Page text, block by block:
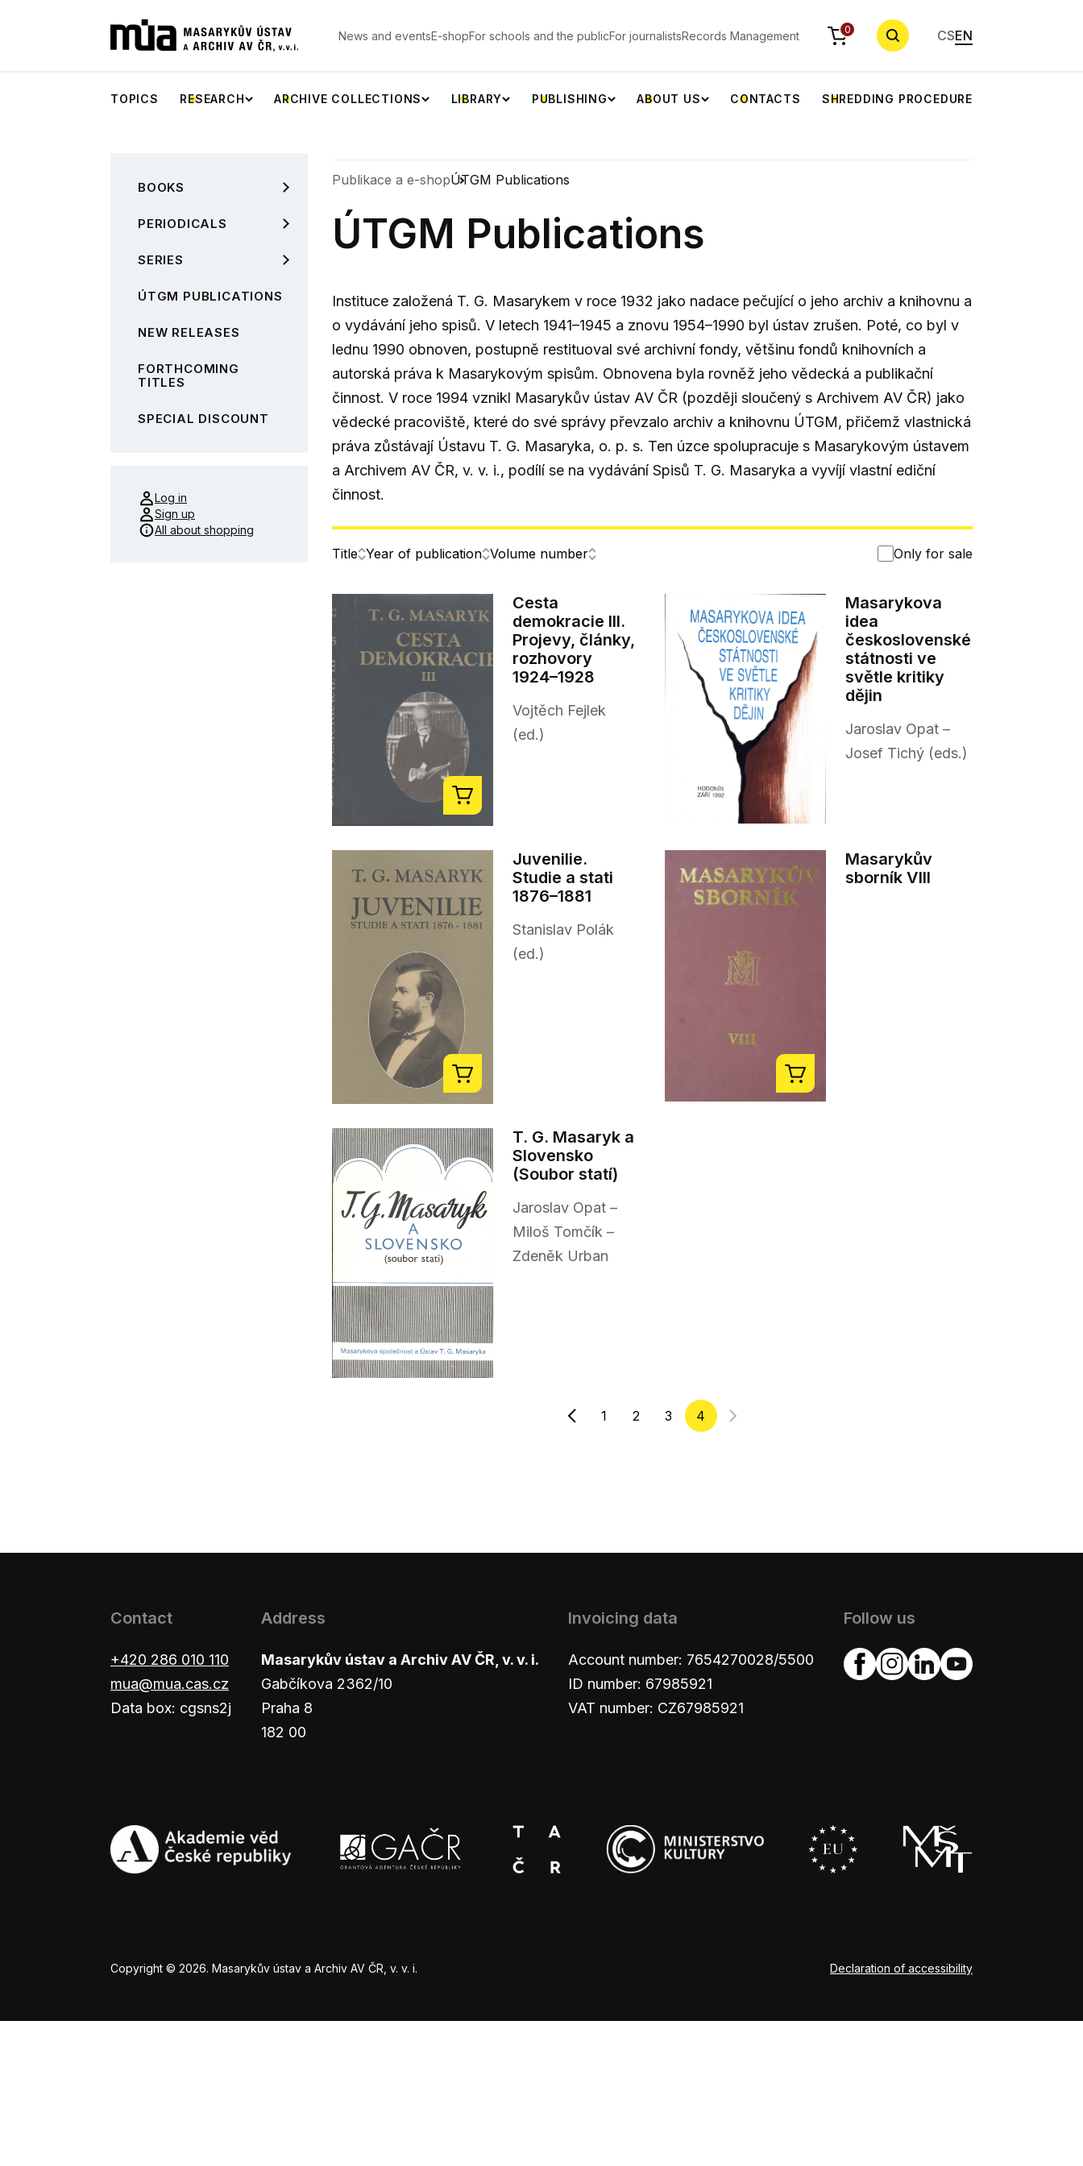
News and eventsE-shopFor schools and the publicFor journalistsRecords Management 0 CSEN
TOPICS RESEARCH ARCHIVE COLLECTIONS LIBRARY PUBLISHING ABOUT US CONTACTS SHREDDING PROCEDURE
BOOKS
PERIODICALS
SERIES
ÚTGM PUBLICATIONS
NEW RELEASES
FORTHCOMING
TITLES
SPECIAL DISCOUNT
Log in
Sign up
All about shopping
Publikace a e-shopÚTGM Publications
ÚTGM Publications
Instituce založená T. G. Masarykem v roce 1932 jako nadace pečující o jeho archiv a knihovnu a
o vydávání jeho spisů. V letech 1941–1945 a znovu 1954–1990 byl ústav zrušen. Poté, co byl v
lednu 1990 obnoven, postupně restituoval své archivní fondy, většinu fondů knihovních a
autorská práva k Masarykovým spisům. Obnovena byla rovněž jeho vědecká a publikační
činnost. V roce 1994 vznikl Masarykův ústav AV ČR (později sloučený s Archivem AV ČR) jako
vědecké pracoviště, které do své správy převzalo archiv a knihovnu ÚTGM, přičemž vlastnická
práva zůstávají Ústavu T. G. Masaryka, o. p. s. Ten úzce spolupracuje s Masarykovým ústavem
a Archivem AV ČR, v. v. i., podílí se na vydávání Spisů T. G. Masaryka a vyvíjí vlastní ediční
činnost.
Title Year of publication Volume number Only for sale
Cesta
demokracie III.
Projevy, články,
rozhovory
1924–1928
Vojtěch Fejlek
(ed.)
Masarykova
idea
československé
státnosti ve
světle kritiky
dějin
Jaroslav Opat –
Josef Tichý (eds.)
Juvenilie.
Studie a stati
1876–1881
Stanislav Polák
(ed.)
Masarykův
sborník VIII
T. G. Masaryk a
Slovensko
(Soubor statí)
Jaroslav Opat –
Miloš Tomčík –
Zdeněk Urban
1 2 3 4
Contact
+420 286 010 110
mua@mua.cas.cz
Data box: cgsns2j
Address
Masarykův ústav a Archiv AV ČR, v. v. i.
Gabčíkova 2362/10
Praha 8
182 00
Invoicing data
Account number: 7654270028/5500
ID number: 67985921
VAT number: CZ67985921
Follow us
Copyright © 2026. Masarykův ústav a Archiv AV ČR, v. v. i. Declaration of accessibility